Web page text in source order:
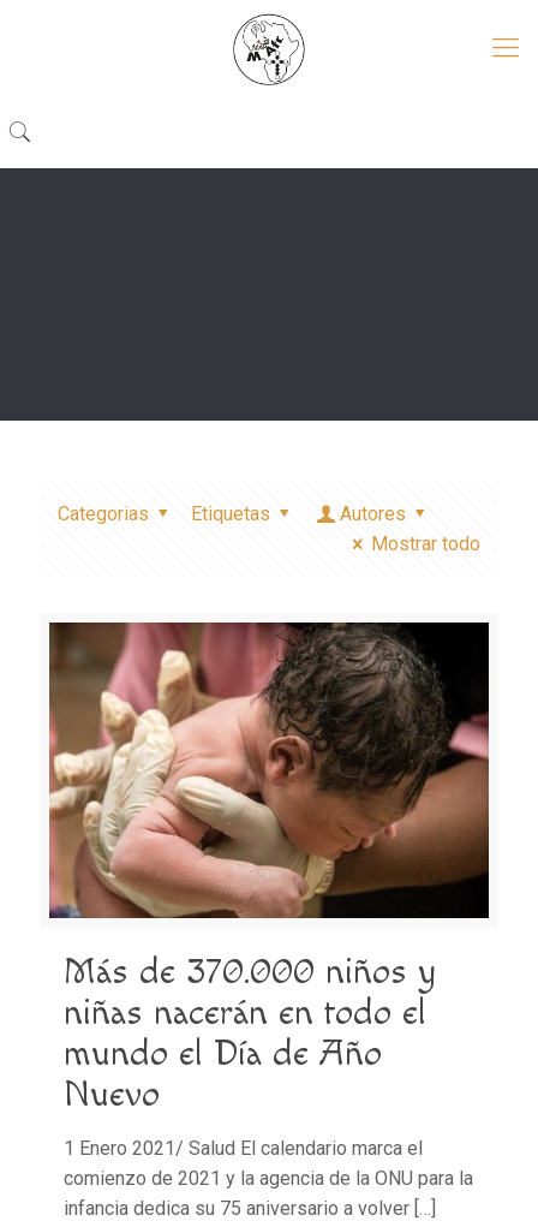
Categorias Etiquetas
Autores
Mostrar todo
Más de 370.000 niños y
niñas nacerán en todo el
mundo el Día de Año
Nuevo
1 Enero 2021/ Salud El calendario marca el
comienzo de 2021 y la agencia de la ONU para la
infancia dedica su 75 aniversario a volver […]